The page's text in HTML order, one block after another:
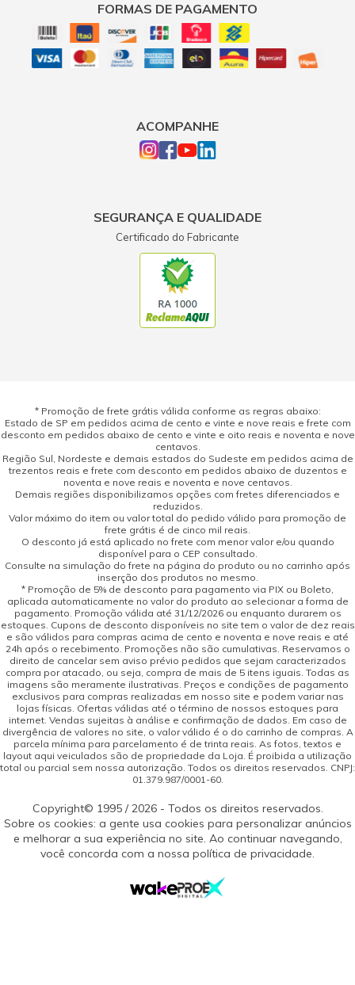
FORMAS DE PAGAMENTO
ACOMPANHE
SEGURANÇA E QUALIDADE
Certificado do Fabricante
* Promoção de frete grátis válida conforme as regras abaixo:
Estado de SP em pedidos acima de cento e vinte e nove reais e frete com
desconto em pedidos abaixo de cento e vinte e oito reais e noventa e nove
centavos.
Região Sul, Nordeste e demais estados do Sudeste em pedidos acima de
trezentos reais e frete com desconto em pedidos abaixo de duzentos e
noventa e nove reais e noventa e nove centavos.
Demais regiões disponibilizamos opções com fretes diferenciados e
reduzidos.
Valor máximo do item ou valor total do pedido válido para promoção de
frete grátis é de cinco mil reais.
O desconto já está aplicado no frete com menor valor e/ou quando
disponível para o CEP consultado.
Consulte na simulação do frete na página do produto ou no carrinho após
inserção dos produtos no mesmo.
* Promoção de 5% de desconto para pagamento via PIX ou Boleto,
aplicada automaticamente no valor do produto ao selecionar a forma de
pagamento. Promoção válida até 31/12/2026 ou enquanto durarem os
estoques. Cupons de desconto disponíveis no site tem o valor de dez reais
e são válidos para compras acima de cento e noventa e nove reais e até
24h após o recebimento. Promoções não são cumulativas. Reservamos o
direito de cancelar sem aviso prévio pedidos que sejam caracterizados
compra por atacado, ou seja, compra de mais de 5 itens iguais. Todas as
imagens são meramente ilustrativas. Preços e condições de pagamento
exclusivos para compras realizadas em nosso site e podem variar nas
lojas físicas. Ofertas válidas até o término de nossos estoques para
internet. Vendas sujeitas à análise e confirmação de dados. Em caso de
divergência de valores no site, o valor válido é o do carrinho de compras. A
parcela mínima para parcelamento é de trinta reais. As fotos, textos e
layout aqui veiculados são de propriedade da Loja. É proibida a utilização
total ou parcial sem nossa autorização. Todos os direitos reservados. CNPJ:
01.379.987/0001-60.
Copyright© 1995 / 2026 - Todos os direitos reservados.
Sobre os cookies: a gente usa cookies para personalizar anúncios
e melhorar a sua experiência no site. Ao continuar navegando,
você concorda com a nossa política de privacidade.